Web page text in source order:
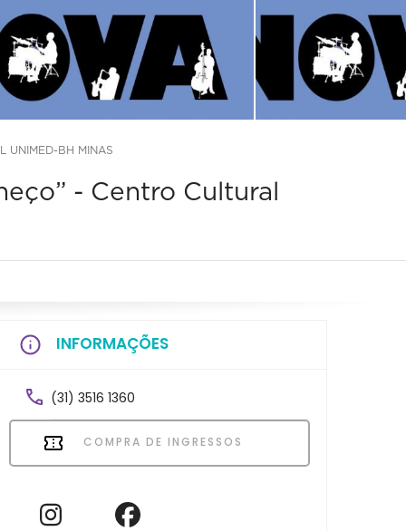
UNIMED-BH MINAS
- Centro Cultural
INFORMAÇÕES
(31) 3516 1360
COMPRA DE INGRESSOS